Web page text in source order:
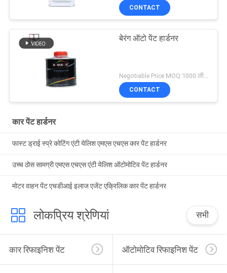
CONTACT
बेरंग ऑटो पेंट हार्डनर
CONTACT
कार पेंट हार्डनर
फास्ट ड्राई स्प्रे कोटिंग एंटी येलिश एमएस एचएस कार पेंट हार्डनर
उच्च ठोस सामग्री एमएस एचएस एंटी येलिश ऑटोमोटिव पेंट हार्डनर
मोटर वाहन पेंट एचडीआई इलाज एजेंट एक्रिलिक कार पेंट हार्डनर
लोकप्रिय श्रेणियां सभी
कार रिफाइनिश पेंट ऑटोमोटिव रिफाइनिश पेंट